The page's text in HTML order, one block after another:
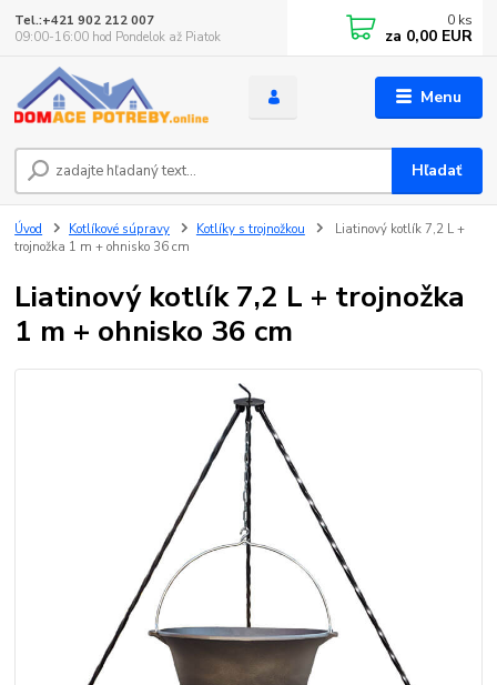
Menu
Hľadať
Tel.:+421 902 212 007
09:00-16:00 hod Pondelok až Piatok
0 ks
za 0,00 EUR
Úvod Kotlíkové súpravy Kotlíky s trojnožkou
Liatinový kotlík 7,2 L +
trojnožka 1 m + ohnisko 36 cm
Liatinový kotlík 7,2 L + trojnožka
1 m + ohnisko 36 cm